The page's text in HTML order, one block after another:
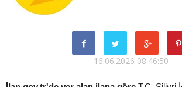
16.06.2026 08:46:50